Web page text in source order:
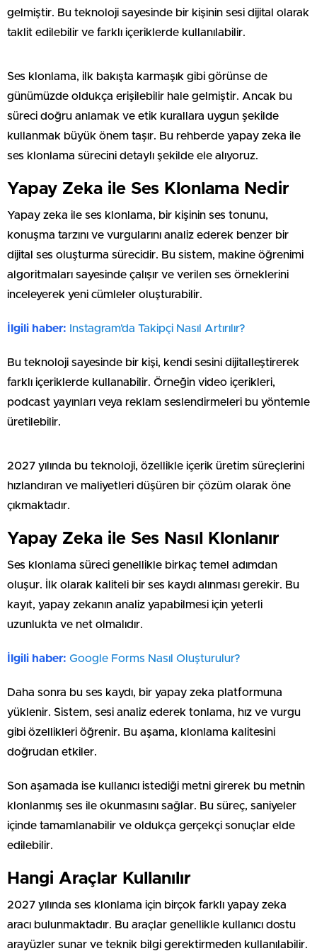
gelmiştir. Bu teknoloji sayesinde bir kişinin sesi dijital olarak
taklit edilebilir ve farklı içeriklerde kullanılabilir.
Ses klonlama, ilk bakışta karmaşık gibi görünse de
günümüzde oldukça erişilebilir hale gelmiştir. Ancak bu
süreci doğru anlamak ve etik kurallara uygun şekilde
kullanmak büyük önem taşır. Bu rehberde yapay zeka ile
ses klonlama sürecini detaylı şekilde ele alıyoruz.
Yapay Zeka ile Ses Klonlama Nedir
Yapay zeka ile ses klonlama, bir kişinin ses tonunu,
konuşma tarzını ve vurgularını analiz ederek benzer bir
dijital ses oluşturma sürecidir. Bu sistem, makine öğrenimi
algoritmaları sayesinde çalışır ve verilen ses örneklerini
inceleyerek yeni cümleler oluşturabilir.
İlgili haber: Instagram’da Takipçi Nasıl Artırılır?
Bu teknoloji sayesinde bir kişi, kendi sesini dijitalleştirerek
farklı içeriklerde kullanabilir. Örneğin video içerikleri,
podcast yayınları veya reklam seslendirmeleri bu yöntemle
üretilebilir.
2027 yılında bu teknoloji, özellikle içerik üretim süreçlerini
hızlandıran ve maliyetleri düşüren bir çözüm olarak öne
çıkmaktadır.
Yapay Zeka ile Ses Nasıl Klonlanır
Ses klonlama süreci genellikle birkaç temel adımdan
oluşur. İlk olarak kaliteli bir ses kaydı alınması gerekir. Bu
kayıt, yapay zekanın analiz yapabilmesi için yeterli
uzunlukta ve net olmalıdır.
İlgili haber: ⁠Google Forms Nasıl Oluşturulur?
Daha sonra bu ses kaydı, bir yapay zeka platformuna
yüklenir. Sistem, sesi analiz ederek tonlama, hız ve vurgu
gibi özellikleri öğrenir. Bu aşama, klonlama kalitesini
doğrudan etkiler.
Son aşamada ise kullanıcı istediği metni girerek bu metnin
klonlanmış ses ile okunmasını sağlar. Bu süreç, saniyeler
içinde tamamlanabilir ve oldukça gerçekçi sonuçlar elde
edilebilir.
Hangi Araçlar Kullanılır
2027 yılında ses klonlama için birçok farklı yapay zeka
aracı bulunmaktadır. Bu araçlar genellikle kullanıcı dostu
arayüzler sunar ve teknik bilgi gerektirmeden kullanılabilir.